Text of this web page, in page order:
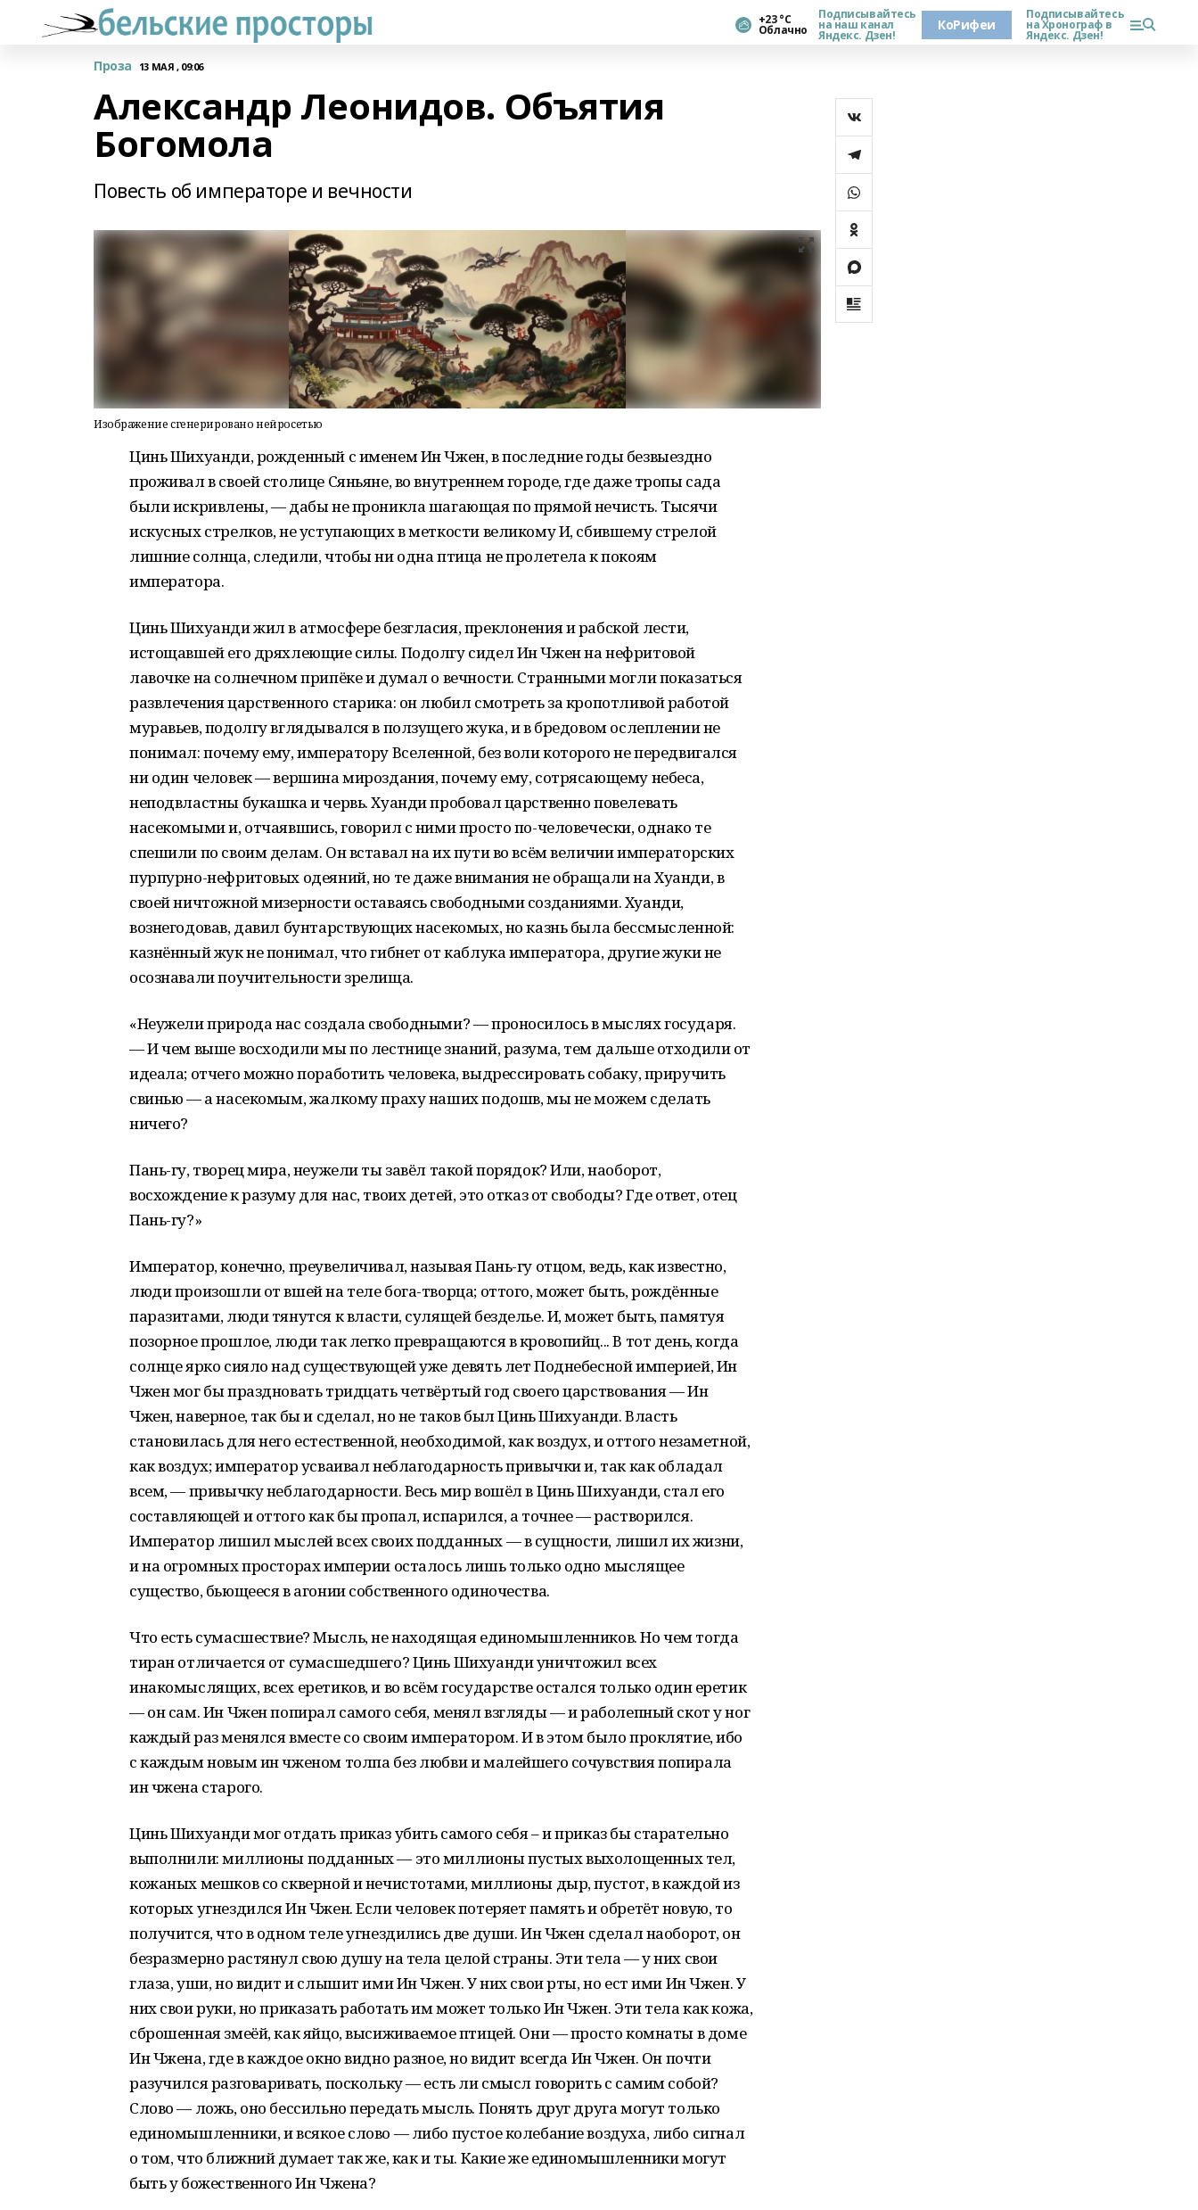
+23 °С
Облачно
Подписывайтесь
на наш канал
Яндекс. Дзен!
КоРифеи
Подписывайтесь
на Хронограф в
Яндекс. Дзен!
Проза 13 МАЯ , 09:06
Александр Леонидов. Объятия
Богомола
Повесть об императоре и вечности
Изображение сгенерировано нейросетью
Цинь Шихуанди, рожденный с именем Ин Чжен, в последние годы безвыездно
проживал в своей столице Сяньяне, во внутреннем городе, где даже тропы сада
были искривлены, — дабы не проникла шагающая по прямой нечисть. Тысячи
искусных стрелков, не уступающих в меткости великому И, сбившему стрелой
лишние солнца, следили, чтобы ни одна птица не пролетела к покоям
императора.
Цинь Шихуанди жил в атмосфере безгласия, преклонения и рабской лести,
истощавшей его дряхлеющие силы. Подолгу сидел Ин Чжен на нефритовой
лавочке на солнечном припёке и думал о вечности. Странными могли показаться
развлечения царственного старика: он любил смотреть за кропотливой работой
муравьев, подолгу вглядывался в ползущего жука, и в бредовом ослеплении не
понимал: почему ему, императору Вселенной, без воли которого не передвигался
ни один человек — вершина мироздания, почему ему, сотрясающему небеса,
неподвластны букашка и червь. Хуанди пробовал царственно повелевать
насекомыми и, отчаявшись, говорил с ними просто по-человечески, однако те
спешили по своим делам. Он вставал на их пути во всём величии императорских
пурпурно-нефритовых одеяний, но те даже внимания не обращали на Хуанди, в
своей ничтожной мизерности оставаясь свободными созданиями. Хуанди,
вознегодовав, давил бунтарствующих насекомых, но казнь была бессмысленной:
казнённый жук не понимал, что гибнет от каблука императора, другие жуки не
осознавали поучительности зрелища.
«Неужели природа нас создала свободными? — проносилось в мыслях государя.
— И чем выше восходили мы по лестнице знаний, разума, тем дальше отходили от
идеала; отчего можно поработить человека, выдрессировать собаку, приручить
свинью — а насекомым, жалкому праху наших подошв, мы не можем сделать
ничего?
Пань-гу, творец мира, неужели ты завёл такой порядок? Или, наоборот,
восхождение к разуму для нас, твоих детей, это отказ от свободы? Где ответ, отец
Пань-гу?»
Император, конечно, преувеличивал, называя Пань-гу отцом, ведь, как известно,
люди произошли от вшей на теле бога-творца; оттого, может быть, рождённые
паразитами, люди тянутся к власти, сулящей безделье. И, может быть, памятуя
позорное прошлое, люди так легко превращаются в кровопийц... В тот день, когда
солнце ярко сияло над существующей уже девять лет Поднебесной империей, Ин
Чжен мог бы праздновать тридцать четвёртый год своего царствования — Ин
Чжен, наверное, так бы и сделал, но не таков был Цинь Шихуанди. Власть
становилась для него естественной, необходимой, как воздух, и оттого незаметной,
как воздух; император усваивал неблагодарность привычки и, так как обладал
всем, — привычку неблагодарности. Весь мир вошёл в Цинь Шихуанди, стал его
составляющей и оттого как бы пропал, испарился, а точнее — растворился.
Император лишил мыслей всех своих подданных — в сущности, лишил их жизни,
и на огромных просторах империи осталось лишь только одно мыслящее
существо, бьющееся в агонии собственного одиночества.
Что есть сумасшествие? Мысль, не находящая единомышленников. Но чем тогда
тиран отличается от сумасшедшего? Цинь Шихуанди уничтожил всех
инакомыслящих, всех еретиков, и во всём государстве остался только один еретик
— он сам. Ин Чжен попирал самого себя, менял взгляды — и раболепный скот у ног
каждый раз менялся вместе со своим императором. И в этом было проклятие, ибо
с каждым новым ин чженом толпа без любви и малейшего сочувствия попирала
ин чжена старого.
Цинь Шихуанди мог отдать приказ убить самого себя – и приказ бы старательно
выполнили: миллионы подданных — это миллионы пустых выхолощенных тел,
кожаных мешков со скверной и нечистотами, миллионы дыр, пустот, в каждой из
которых угнездился Ин Чжен. Если человек потеряет память и обретёт новую, то
получится, что в одном теле угнездились две души. Ин Чжен сделал наоборот, он
безразмерно растянул свою душу на тела целой страны. Эти тела — у них свои
глаза, уши, но видит и слышит ими Ин Чжен. У них свои рты, но ест ими Ин Чжен. У
них свои руки, но приказать работать им может только Ин Чжен. Эти тела как кожа,
сброшенная змеёй, как яйцо, высиживаемое птицей. Они — просто комнаты в доме
Ин Чжена, где в каждое окно видно разное, но видит всегда Ин Чжен. Он почти
разучился разговаривать, поскольку — есть ли смысл говорить с самим собой?
Слово — ложь, оно бессильно передать мысль. Понять друг друга могут только
единомышленники, и всякое слово — либо пустое колебание воздуха, либо сигнал
о том, что ближний думает так же, как и ты. Какие же единомышленники могут
быть у божественного Ин Чжена?